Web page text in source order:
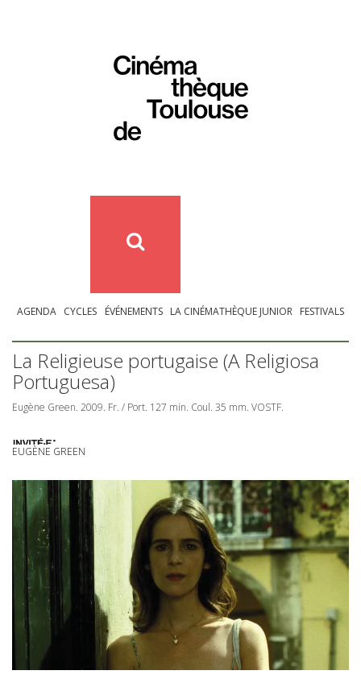
AGENDA CYCLES ÉVÉNEMENTS LA CINÉMATHÈQUE JUNIOR FESTIVALS
La Religieuse portugaise (A Religiosa
Portuguesa)
Eugène Green. 2009. Fr. / Port. 127 min. Coul. 35 mm. VOSTF.
EUGÈNE GREEN